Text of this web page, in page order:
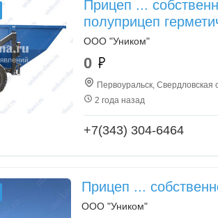
Прицеп ...
полуприцеп
ООО "Уником"
0
Первоуральск, Свердловская
2 года назад
+7(343) 304-6464
Прицеп ...
ООО "Уником"